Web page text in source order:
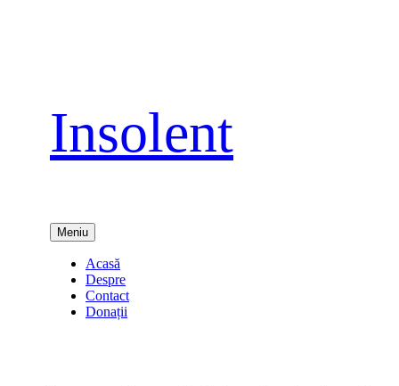
Insolent
Meniu
Acasă
Despre
Contact
Donații